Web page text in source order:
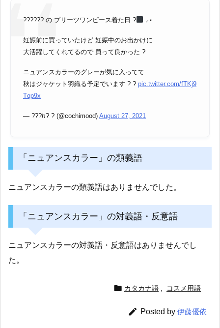
?????? の プリーツワンピース着た日 ?‍ ⸝⋆
妊娠前に買っていたけど 妊娠中のお出かけに
大活躍してくれてるので 買って良かった ?
ニュアンスカラーのグレーが気に入ってて
秋はジャケット羽織る予定でいます ? ? pic.twitter.com/fTKj9
Tqp9x
— ???ℎ? ? (@cochimood) August 27, 2021
「ニュアンスカラー」の類義語
ニュアンスカラーの類義語はありませんでした。
「ニュアンスカラー」の対義語・反意語
ニュアンスカラーの対義語・反意語はありませんでし
た。
 カタカナ語 コスメ用語
 Posted by 伊藤優依